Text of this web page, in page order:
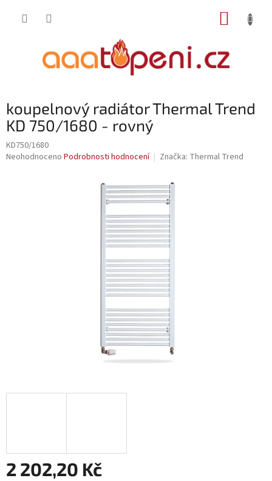
koupelnový radiátor Thermal Trend
KD 750/1680 - rovný
KD750/1680
Průměrné
Neohodnoceno Podrobnosti hodnocení Značka: Thermal Trend
2 202,20 Kč